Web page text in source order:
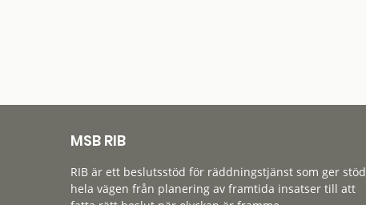
MSB RIB
RIB är ett beslutsstöd för räddningstjänst som ger stöd
hela vägen från planering av framtida insatser till att